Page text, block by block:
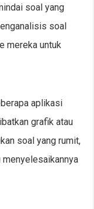
soal yang
soal
mereka untuk
aplikasi
grafik atau
soal yang rumit,